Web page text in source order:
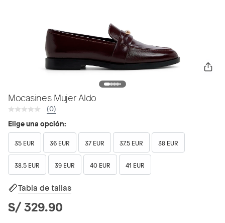
Mocasines Mujer Aldo
(0)
Elige una opción:
35 EUR 36 EUR 37 EUR 37.5 EUR 38 EUR
38.5 EUR 39 EUR 40 EUR 41 EUR
Tabla de tallas
S/ 329.90